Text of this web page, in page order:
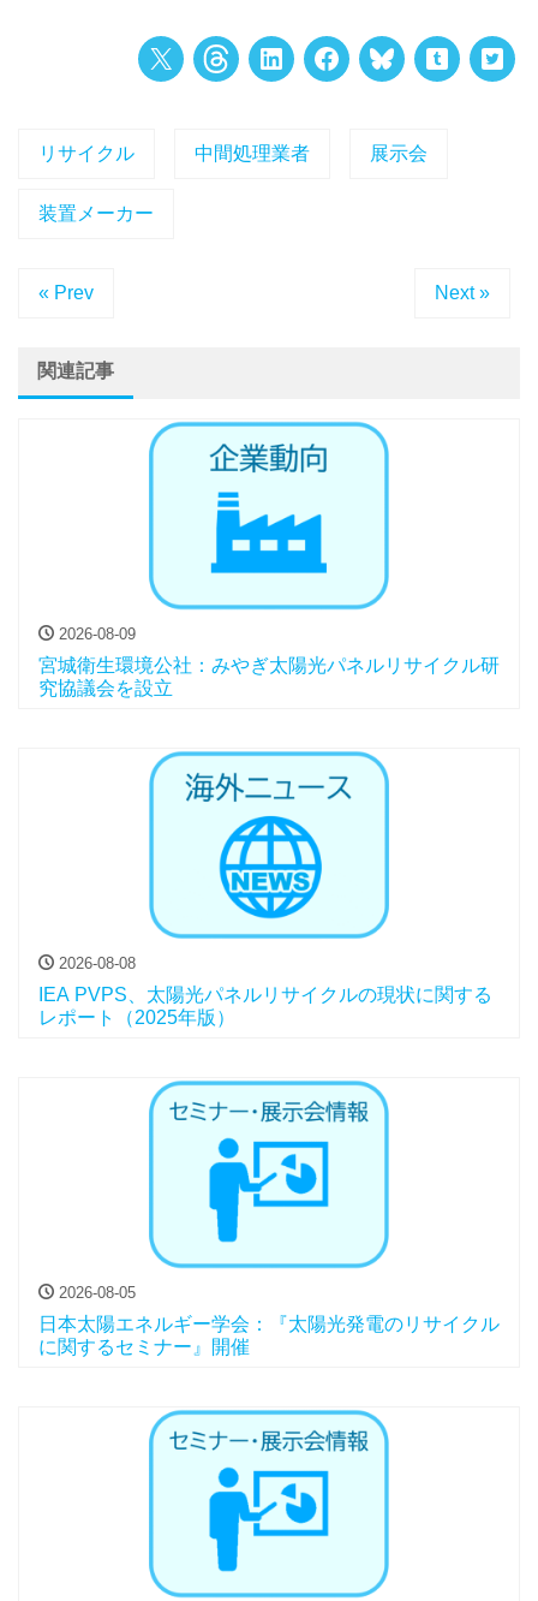
リサイクル 中間処理業者 展示会
装置メーカー
« Prev Next »
関連記事
2026-08-09
宮城衛生環境公社：みやぎ太陽光パネルリサイクル研
究協議会を設立
2026-08-08
IEA PVPS、太陽光パネルリサイクルの現状に関する
レポート（2025年版）
2026-08-05
日本太陽エネルギー学会：『太陽光発電のリサイクル
に関するセミナー』開催